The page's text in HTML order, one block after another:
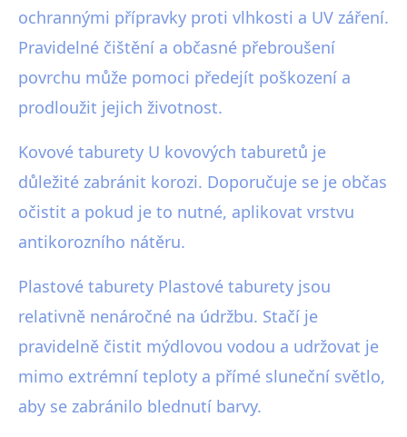
ochrannými přípravky proti vlhkosti a UV záření.
Pravidelné čištění a občasné přebroušení
povrchu může pomoci předejít poškození a
prodloužit jejich životnost.
Kovové taburety U kovových taburetů je
důležité zabránit korozi. Doporučuje se je občas
očistit a pokud je to nutné, aplikovat vrstvu
antikorozního nátěru.
Plastové taburety Plastové taburety jsou
relativně nenáročné na údržbu. Stačí je
pravidelně čistit mýdlovou vodou a udržovat je
mimo extrémní teploty a přímé sluneční světlo,
aby se zabránilo blednutí barvy.